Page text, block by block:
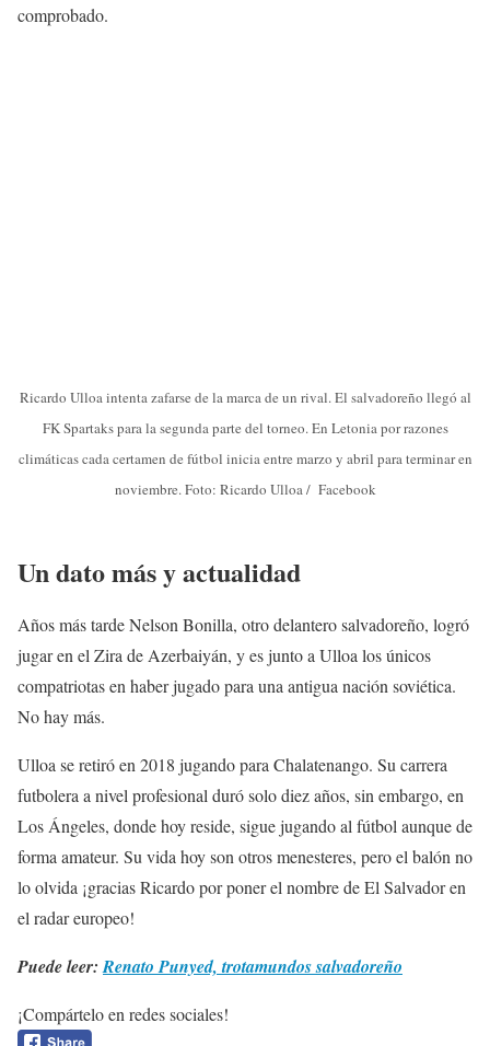
comprobado.
Ricardo Ulloa intenta zafarse de la marca de un rival. El salvadoreño llegó al
FK Spartaks para la segunda parte del torneo. En Letonia por razones
climáticas cada certamen de fútbol inicia entre marzo y abril para terminar en
noviembre. Foto: Ricardo Ulloa / Facebook
Un dato más y actualidad
Años más tarde Nelson Bonilla, otro delantero salvadoreño, logró
jugar en el Zira de Azerbaiyán, y es junto a Ulloa los únicos
compatriotas en haber jugado para una antigua nación soviética.
No hay más.
Ulloa se retiró en 2018 jugando para Chalatenango. Su carrera
futbolera a nivel profesional duró solo diez años, sin embargo, en
Los Ángeles, donde hoy reside, sigue jugando al fútbol aunque de
forma amateur. Su vida hoy son otros menesteres, pero el balón no
lo olvida ¡gracias Ricardo por poner el nombre de El Salvador en
el radar europeo!
Puede leer:Renato Punyed, trotamundos salvadoreño
¡Compártelo en redes sociales!